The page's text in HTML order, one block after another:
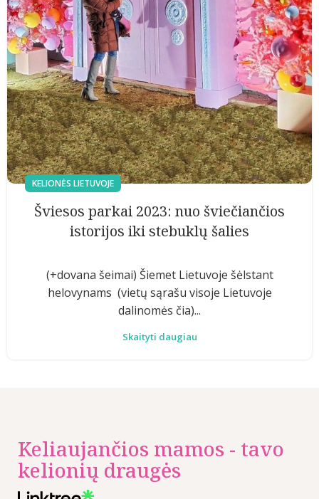
KELIONĖS LIETUVOJE
Šviesos parkai 2023: nuo šviečiančios
istorijos iki stebuklų šalies
(+dovana šeimai) Šiemet Lietuvoje šėlstant
helovynams (vietų sąrašu visoje Lietuvoje
dalinomės čia)...
Skaityti daugiau
Keliaujančios mamos - tavo
kelionių draugės